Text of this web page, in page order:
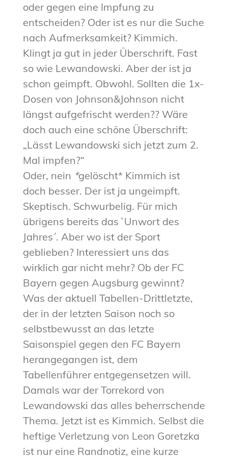
oder gegen eine Impfung zu
entscheiden? Oder ist es nur die Suche
nach Aufmerksamkeit? Kimmich.
Klingt ja gut in jeder Überschrift. Fast
so wie Lewandowski. Aber der ist ja
schon geimpft. Obwohl. Sollten die 1x-
Dosen von Johnson&Johnson nicht
längst aufgefrischt werden?? Wäre
doch auch eine schöne Überschrift:
„Lässt Lewandowski sich jetzt zum 2.
Mal impfen?“
Oder, nein *gelöscht* Kimmich ist
doch besser. Der ist ja ungeimpft.
Skeptisch. Schwurbelig. Für mich
übrigens bereits das `Unwort des
Jahres´. Aber wo ist der Sport
geblieben? Interessiert uns das
wirklich gar nicht mehr? Ob der FC
Bayern gegen Augsburg gewinnt?
Was der aktuell Tabellen-Drittletzte,
der in der letzten Saison noch so
selbstbewusst an das letzte
Saisonspiel gegen den FC Bayern
herangegangen ist, dem
Tabellenführer entgegensetzen will.
Damals war der Torrekord von
Lewandowski das alles beherrschende
Thema. Jetzt ist es Kimmich. Selbst die
heftige Verletzung von Leon Goretzka
ist nur eine Randnotiz, eine kurze